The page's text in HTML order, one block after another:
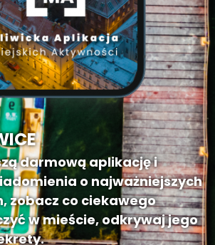
darmową aplikację i
o najważniejszych
zobacz co ciekawego
w mieście, odkrywaj jego